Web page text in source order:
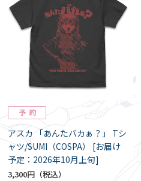
アスカ 「あんたバカぁ？」 Tシ
ャツ/SUMI（COSPA） [お届け
予定：2026年10月上旬]
3,300円